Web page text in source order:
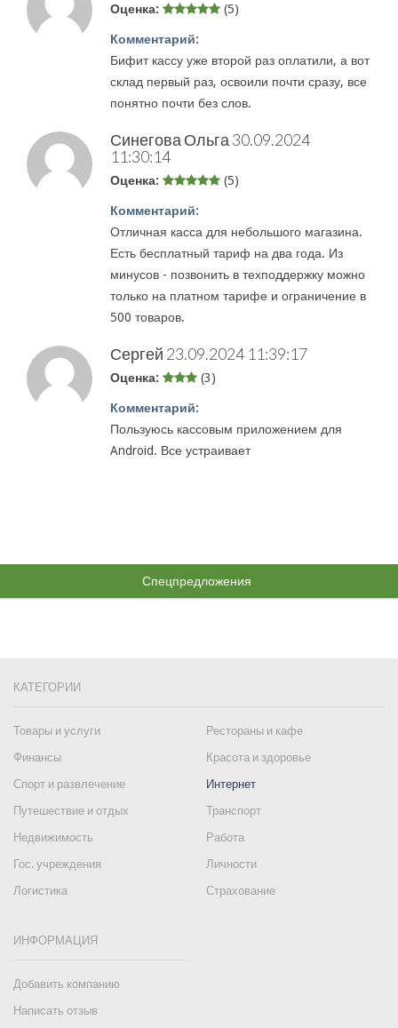
Оценка: (5)
Комментарий:
Бифит кассу уже второй раз оплатили, а вот
склад первый раз, освоили почти сразу, все
понятно почти без слов.
Синегова Ольга 30.09.2024
11:30:14
Оценка: (5)
Комментарий:
Отличная касса для небольшого магазина.
Есть бесплатный тариф на два года. Из
минусов - позвонить в техподдержку можно
только на платном тарифе и ограничение в
500 товаров.
Сергей 23.09.2024 11:39:17
Оценка: (3)
Комментарий:
Пользуюсь кассовым приложением для
Android. Все устраивает
Спецпредложения
КАТЕГОРИИ
Товары и услуги
Рестораны и кафе
Финансы
Красота и здоровье
Спорт и развлечение
Интернет
Путешествие и отдых
Транспорт
Недвижимость
Работа
Гос. учреждения
Личности
Логистика
Страхование
ИНФОРМАЦИЯ
Добавить компанию
Написать отзыв